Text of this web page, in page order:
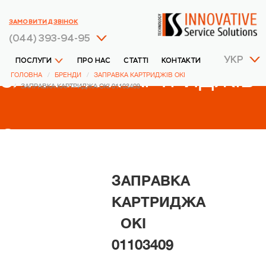
УКР
ПОСЛУГИ ПРО НАС СТАТТІ КОНТАКТИ
(044) 393-94-95
ЗАМОВИТИ ДЗВІНОК
ГОЛОВНА БРЕНДИ
ЗАПРАВКА КАРТРИДЖІВ OKI
ЗАПРАВКА КАРТРИДЖА OKI 01103409
ЗАПРАВКА КАРТРИДЖІВ
OKI
ЗАПРАВКА
КАРТРИДЖА
OKI
01103409